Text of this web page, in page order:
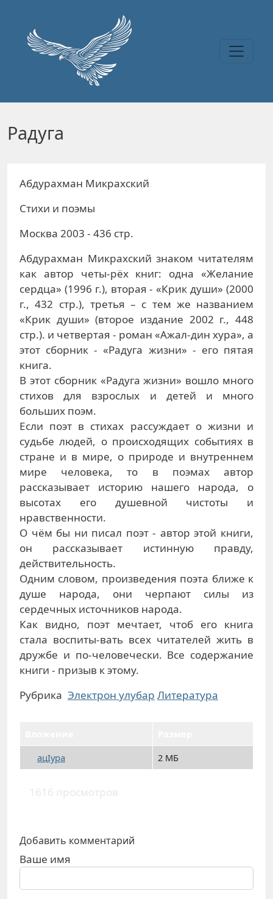
Радуга
Абдурахман Микрахский
Стихи и поэмы
Москва 2003 - 436 стр.
Абдурахман Микрахский знаком читателям
как автор четы-рёх книг: одна «Желание
сердца» (1996 г.), вторая - «Крик души» (2000
г., 432 стр.), третья – с тем же названием
«Крик души» (второе издание 2002 г., 448
стр.). и четвертая - роман «Ажал-дин хура», а
этот сборник - «Радуга жизни» - его пятая
книга.
В этот сборник «Радуга жизни» вошло много
стихов для взрослых и детей и много
больших поэм.
Если поэт в стихах рассуждает о жизни и
судьбе людей, о происходящих событиях в
стране и в мире, о природе и внутреннем
мире человека, то в поэмах автор
рассказывает историю нашего народа, о
высотах его душевной чистоты и
нравственности.
О чём бы ни писал поэт - автор этой книги,
он рассказывает истинную правду,
действительность.
Одним словом, произведения поэта ближе к
душе народа, они черпают силы из
сердечных источников народа.
Как видно, поэт мечтает, чтоб его книга
стала воспиты-вать всех читателей жить в
дружбе и по-человечески. Все содержание
книги - призыв к этому.
Рубрика Электрон улубар Литература
ацIура
2 МБ
1616 просмотров
Добавить комментарий
Ваше имя